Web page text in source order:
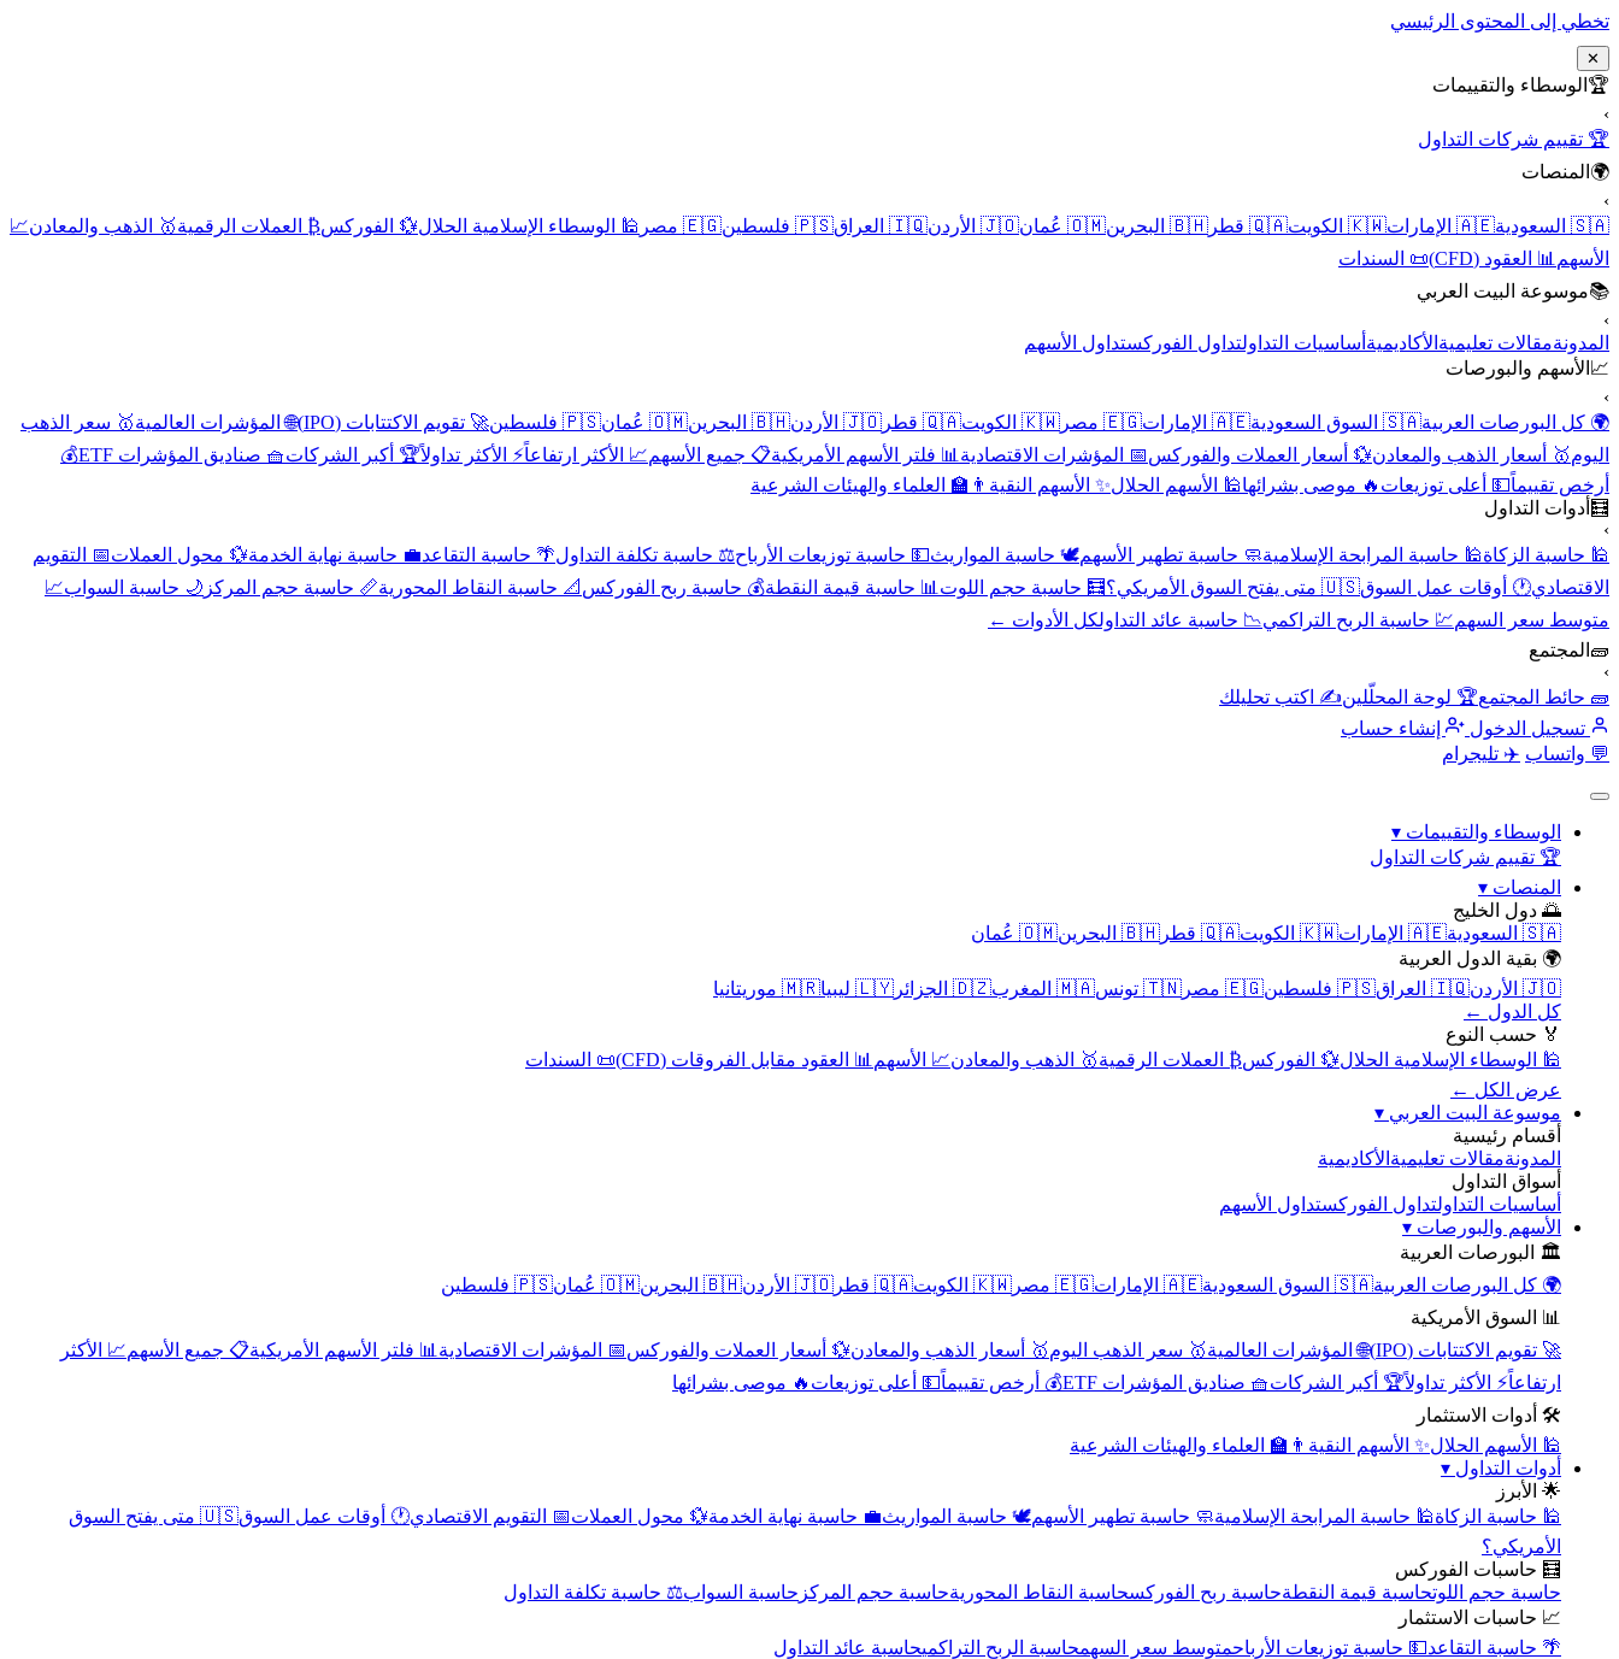
تخطي إلى المحتوى الرئيسي
✕
🏆 الوسطاء والتقييمات
›
🏆 تقييم شركات التداول
🌍 المنصات
›
🇸🇦 السعودية
🇦🇪 الإمارات 🇰🇼 الكويت 🇶🇦 قطر 🇧🇭 البحرين 🇴🇲 عُمان 🇯🇴 الأردن 🇮🇶 العراق 🇵🇸 فلسطين 🇪🇬 مصر 🕌 الوسطاء الإسلامية الحلال💱 الفوركس₿ العملات الرقمية🥇 الذهب والمعادن📈
الأسهم 📊 العقود (CFD)
📜 السندات
📚موسوعة البيت العربي
›
المدونةمقالات تعليمية الأكاديمية أساسيات التداولتداول الفوركستداول الأسهم
📈 الأسهم والبورصات
›
🌍 كل البورصات العربية🇸🇦 السوق السعودية 🇦🇪 الإمارات 🇪🇬 مصر 🇰🇼 الكويت 🇶🇦 قطر 🇯🇴 الأردن 🇧🇭 البحرين 🇴🇲 عُمان 🇵🇸 فلسطين 🚀 تقويم الاكتتابات (IPO) 🌐 المؤشرات العالمية🥇 سعر الذهب
اليوم🥇 أسعار الذهب والمعادن💱 أسعار العملات والفوركس📅 المؤشرات الاقتصادية 📊 فلتر الأسهم الأمريكية📋 جميع الأسهم📈 الأكثر ارتفاعاً⚡ الأكثر تداولاً🏆 أكبر الشركات🧺 صناديق المؤشرات ETF
💰
أرخص تقييماً💵 أعلى توزيعات 🔥 موصى بشرائها🕌 الأسهم الحلال✨ الأسهم النقية 👨‍🏫 العلماء والهيئات الشرعية
🧮 أدوات التداول
›
🕌 حاسبة الزكاة🕌 حاسبة المرابحة الإسلامية🧼 حاسبة تطهير الأسهم🕊️ حاسبة المواريث💵 حاسبة توزيعات الأرباح⚖️ حاسبة تكلفة التداول🌴 حاسبة التقاعد💼 حاسبة نهاية الخدمة💱 محول العملات📅 التقويم
الاقتصادي🕐 أوقات عمل السوق🇺🇸 متى يفتح السوق الأمريكي؟ 🧮 حاسبة حجم اللوت 📊 حاسبة قيمة النقطة💰 حاسبة ربح الفوركس 📐 حاسبة النقاط المحورية📏 حاسبة حجم المركز 🌙 حاسبة السواب📈
متوسط سعر السهم💹 حاسبة الربح التراكمي📉 حاسبة عائد التداولكل الأدوات ←
🧱 المجتمع
›
🧱 حائط المجتمع🏆 لوحة المحلّلين✍️ اكتب تحليلك
تسجيل الدخول
إنشاء حساب
💬 واتساب ✈️ تليجرام
الوسطاء والتقييمات ▾
🏆 تقييم شركات التداول
المنصات ▾
🌅 دول الخليج
🇸🇦 السعودية
🇦🇪 الإمارات 🇰🇼 الكويت 🇶🇦 قطر 🇧🇭 البحرين
🇴🇲 عُمان
🌍 بقية الدول العربية
🇯🇴 الأردن
🇮🇶 العراق 🇵🇸 فلسطين 🇪🇬 مصر 🇹🇳 تونس 🇲🇦 المغرب 🇩🇿 الجزائر 🇱🇾 ليبيا
🇲🇷 موريتانيا
كل الدول ←
🏅 حسب النوع
🕌 الوسطاء الإسلامية الحلال💱 الفوركس₿ العملات الرقمية🥇 الذهب والمعادن📈 الأسهم 📊 العقود مقابل الفروقات (CFD)
📜 السندات
عرض الكل ←
موسوعة البيت العربي ▾
أقسام رئيسية
المدونةمقالات تعليمية الأكاديمية
أسواق التداول
أساسيات التداولتداول الفوركستداول الأسهم
الأسهم والبورصات ▾
🏛️ البورصات العربية
🌍 كل البورصات العربية🇸🇦 السوق السعودية 🇦🇪 الإمارات 🇪🇬 مصر 🇰🇼 الكويت 🇶🇦 قطر 🇯🇴 الأردن 🇧🇭 البحرين 🇴🇲 عُمان
🇵🇸 فلسطين
📊 السوق الأمريكية
🚀 تقويم الاكتتابات (IPO)
🌐 المؤشرات العالمية🥇 سعر الذهب اليوم🥇 أسعار الذهب والمعادن💱 أسعار العملات والفوركس📅 المؤشرات الاقتصادية 📊 فلتر الأسهم الأمريكية📋 جميع الأسهم📈 الأكثر
ارتفاعاً⚡ الأكثر تداولاً🏆 أكبر الشركات🧺 صناديق المؤشرات ETF 💰 أرخص تقييماً💵 أعلى توزيعات 🔥 موصى بشرائها
🛠️ أدوات الاستثمار
🕌 الأسهم الحلال✨ الأسهم النقية 👨‍🏫 العلماء والهيئات الشرعية
أدوات التداول ▾
🌟 الأبرز
🕌 حاسبة الزكاة🕌 حاسبة المرابحة الإسلامية🧼 حاسبة تطهير الأسهم🕊️ حاسبة المواريث💼 حاسبة نهاية الخدمة💱 محول العملات📅 التقويم الاقتصادي🕐 أوقات عمل السوق
🇺🇸 متى يفتح السوق
الأمريكي؟
🧮 حاسبات الفوركس
حاسبة حجم اللوتحاسبة قيمة النقطةحاسبة ربح الفوركسحاسبة النقاط المحوريةحاسبة حجم المركز حاسبة السواب⚖️ حاسبة تكلفة التداول
📈 حاسبات الاستثمار
🌴 حاسبة التقاعد💵 حاسبة توزيعات الأرباحمتوسط سعر السهمحاسبة الربح التراكميحاسبة عائد التداول